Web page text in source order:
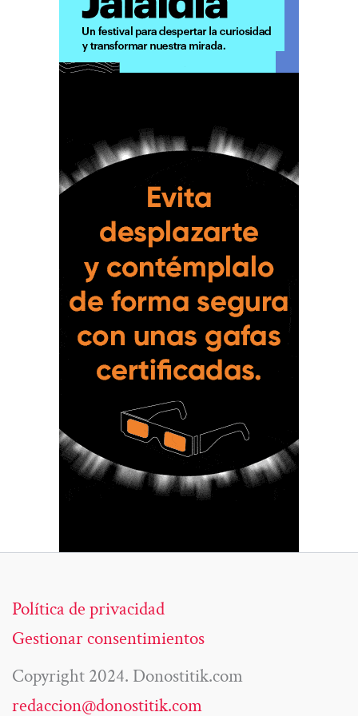
Política de privacidad
Gestionar consentimientos
Copyright 2024. Donostitik.com
redaccion@donostitik.com